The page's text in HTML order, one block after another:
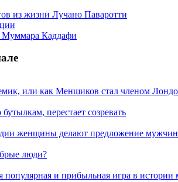
из жизни Лучано Паваротти
Муммара Каддафи
или как Меншиков стал членом
перестает созревать
женщины делают предложение
люди?
и прибыльная игра в